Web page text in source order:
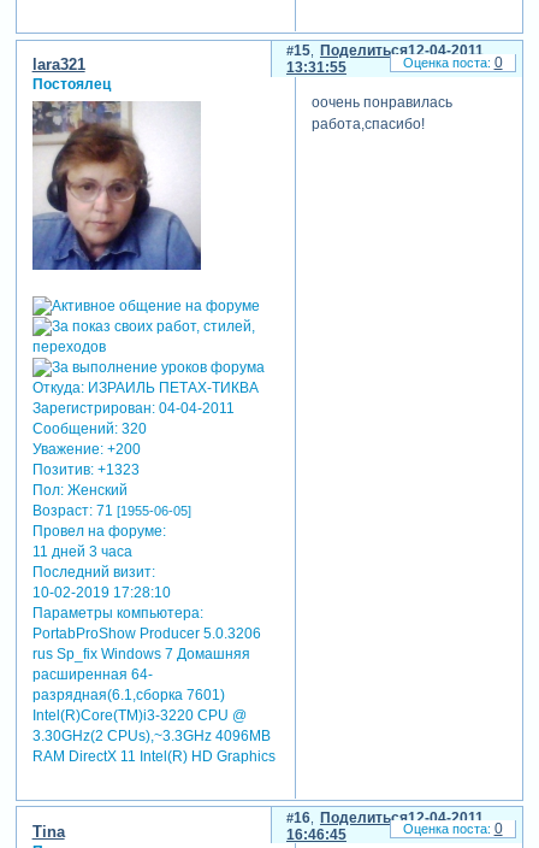
Поделиться
15
12-04-2011
13:31:55
lara321
Постоялец
Откуда:ИЗРАИЛЬ ПЕТАХ-ТИКВА
Зарегистрирован: 04-04-2011
Сообщений:320
Уважение: +200
Позитив: +1323
Пол:Женский
Возраст:71 [1955-06-05]
Провел на форуме:
11 дней 3 часа
Последний визит:
10-02-2019 17:28:10
Параметры компьютера:
PortabProShow Producer 5.0.3206
rus Sp_fix Windows 7 Домашняя
расширенная 64-
разрядная(6.1,сборка 7601)
Intel(R)Core(TM)i3-3220 CPU @
3.30GHz(2 CPUs),~3.3GHz 4096MB
RAM DirectX 11 Intel(R) HD Graphics
оочень понравилась
работа,спасибо!
0
Поделиться
16
12-04-2011
16:46:45
Tina 0